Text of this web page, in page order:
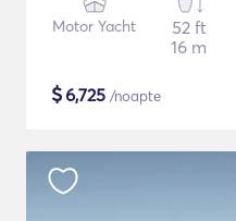
Motor Yacht
52 ft
16 m
$6,725 /noapte